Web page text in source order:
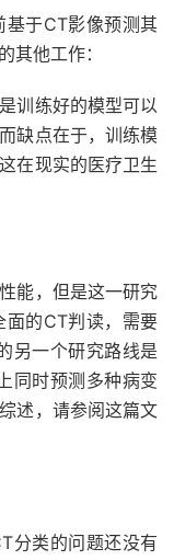
基于CT影像预测其
其他工作：
训练好的模型可以
缺点在于，训练模
在现实的医疗卫生
能，但是这一研究
面的CT判读，需要
另一个研究路线是
同时预测多种病变
述，请参阅这篇文
分类的问题还没有